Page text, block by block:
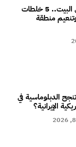
علاج قشرة الحواجب في البيت.. 5 خلطات
منطقة
الدبلوماسية في
الإيرانية؟